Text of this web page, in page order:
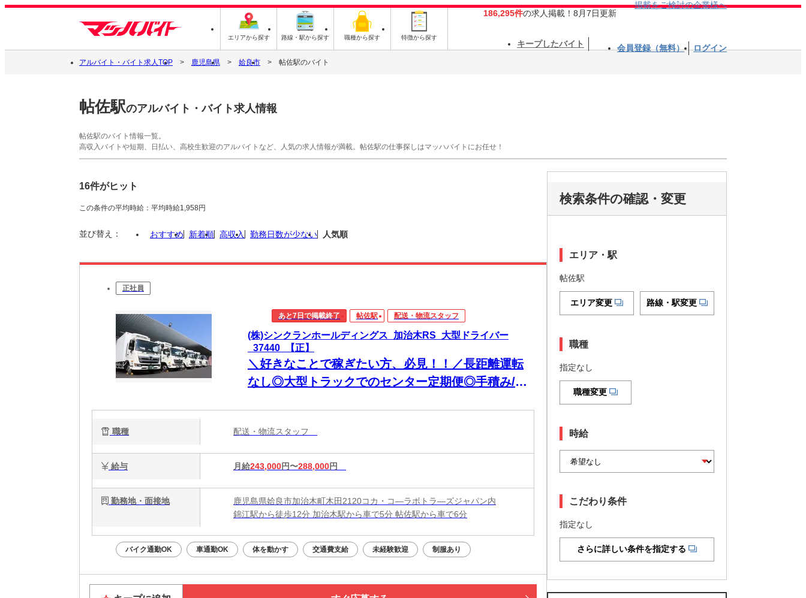
エリアから探す 路線・駅から探す 職種から探す 特徴から探す
186,295件の求人掲載！8月7日更新
掲載をご検討の企業様へ
キープしたバイト 会員登録（無料） ログイン
アルバイト・バイト求人TOP 鹿児島県 姶良市 帖佐駅のバイト
帖佐駅のアルバイト・バイト求人情報
帖佐駅のバイト情報一覧。
高収入バイトや短期、日払い、高校生歓迎のアルバイトなど、人気の求人情報が満載。帖佐駅の仕事探しはマッハバイトにお任せ！
16件がヒット
この条件の平均時給：平均時給1,958円
並び替え： おすすめ 新着順 高収入 勤務日数が少ない 人気順
正社員
あと7日で掲載終了 帖佐駅 配送・物流スタッフ
(株)シンクランホールディングス_加治木RS_大型ドライバー
_37440_【正】
＼好きなことで稼ぎたい方、必見！！／長距離運転
なし◎大型トラックでのセンター定期便◎手積み/手
職種 配送・物流スタッフ
給与 月給243,000円〜288,000円
勤務地・面接地
鹿児島県姶良市加治木町木田2120コカ・コ―ラボトラ―ズジャパン内
錦江駅から徒歩12分 加治木駅から車で5分 帖佐駅から車で6分
バイク通勤OK 車通勤OK 体を動かす 交通費支給 未経験歓迎 制服あり
検索条件の確認・変更
エリア・駅
帖佐駅
エリア変更 路線・駅変更
職種
指定なし
職種変更
時給
こだわり条件
指定なし
さらに詳しい条件を指定する